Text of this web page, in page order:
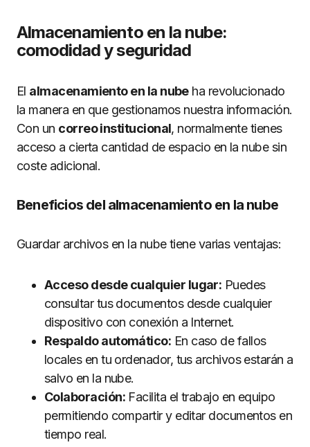
Almacenamiento en la nube:
comodidad y seguridad
El almacenamiento en la nubeha revolucionado
la manera en que gestionamos nuestra información.
Con un correo institucional, normalmente tienes
acceso a cierta cantidad de espacio en la nube sin
coste adicional.
Beneficios del almacenamiento en la nube
Guardar archivos en la nube tiene varias ventajas:
Acceso desde cualquier lugar: Puedes
consultar tus documentos desde cualquier
dispositivo con conexión a Internet.
Respaldo automático: En caso de fallos
locales en tu ordenador, tus archivos estarán a
salvo en la nube.
Colaboración:Facilita el trabajo en equipo
permitiendo compartir y editar documentos en
tiempo real.